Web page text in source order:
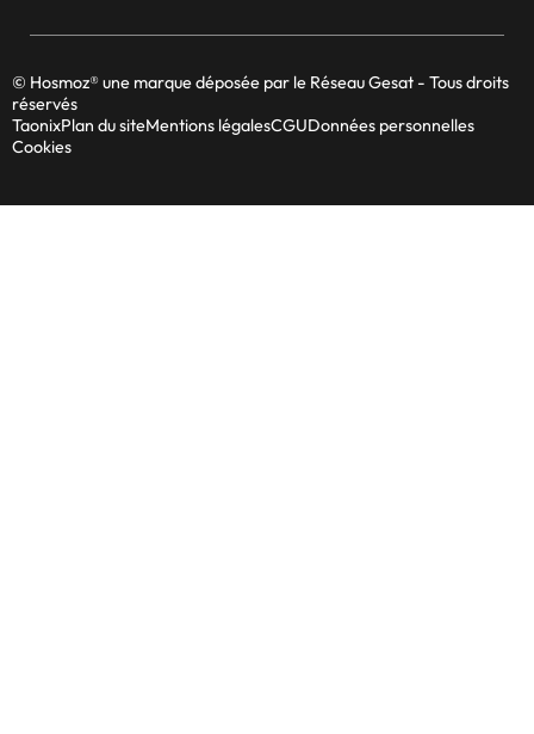
© Hosmoz® une marque déposée par le Réseau Gesat - Tous droits
réservés
TaonixPlan du siteMentions légalesCGUDonnées personnelles
Cookies